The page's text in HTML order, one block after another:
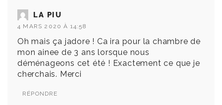
LA PIU
4 MARS 2020 À 14:58
Oh mais ça jadore ! Ca ira pour la chambre de
mon ainee de 3 ans lorsque nous
déménageons cet été ! Exactement ce que je
cherchais. Merci
RÉPONDRE